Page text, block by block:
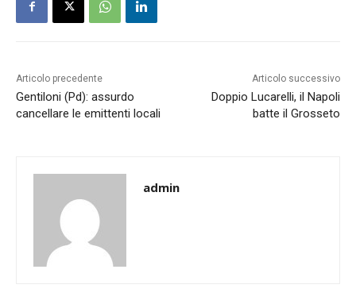
Articolo precedente
Gentiloni (Pd): assurdo
cancellare le emittenti locali
Articolo successivo
Doppio Lucarelli, il Napoli
batte il Grosseto
admin